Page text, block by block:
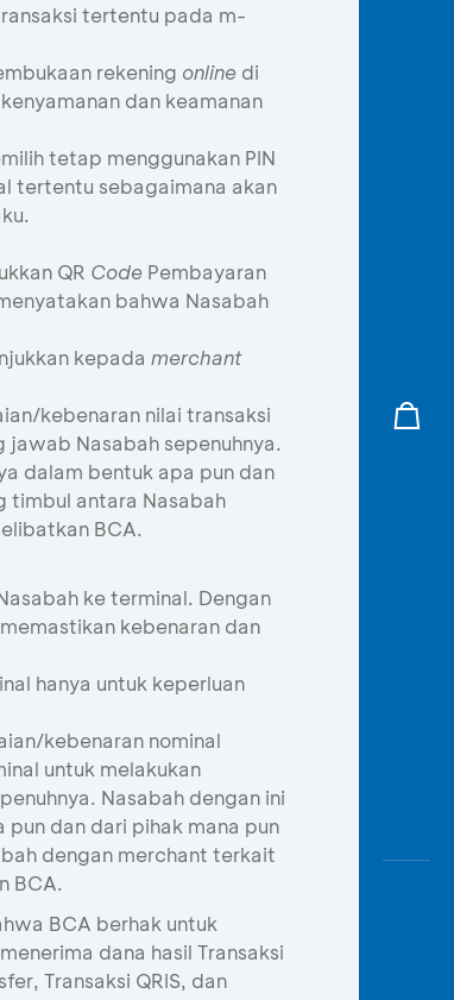
tertentu pada m-
rekening online di
dan keamanan
tetap menggunakan PIN
tertentu sebagaimana akan
QR Code Pembayaran
bahwa Nasabah
kepada merchant
kebenaran nilai transaksi
Nasabah sepenuhnya.
dalam bentuk apa pun dan
timbul antara Nasabah
BCA.
ke terminal. Dengan
kebenaran dan
hanya untuk keperluan
kebenaran nominal
untuk melakukan
Nasabah dengan ini
dan dari pihak mana pun
dengan merchant terkait
BCA.
BCA berhak untuk
dana hasil Transaksi
Transaksi QRIS, dan